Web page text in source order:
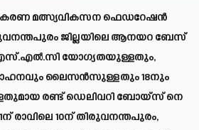
മത്സ്യവികസന ഫെഡറേഷൻ
ജില്ലയിലെ ആനയറ ബേസ്
യോഗ്യതയുള്ളതും,
ലൈസൻസുള്ളതും 18നും
രണ്ട് ഡെലിവറി ബോയ്സ് നെ
രാവിലെ 10ന് തിരുവനന്തപുരം,